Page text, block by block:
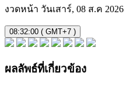
งวดหน้า วันเสาร์, 08 ส.ค 2026
08:32:00 ( GMT+7 )
ผลลัพธ์ที่เกี่ยวข้อง